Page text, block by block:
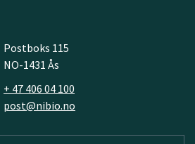
Postboks 115
NO-1431 Ås
+ 47 406 04 100
post@nibio.no